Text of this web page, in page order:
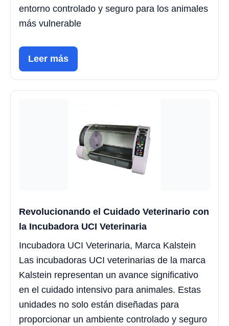
entorno controlado y seguro para los animales
más vulnerable
Leer más
Revolucionando el Cuidado Veterinario con
la Incubadora UCI Veterinaria
Incubadora UCI Veterinaria, Marca Kalstein
Las incubadoras UCI veterinarias de la marca
Kalstein representan un avance significativo
en el cuidado intensivo para animales. Estas
unidades no solo están diseñadas para
proporcionar un ambiente controlado y seguro